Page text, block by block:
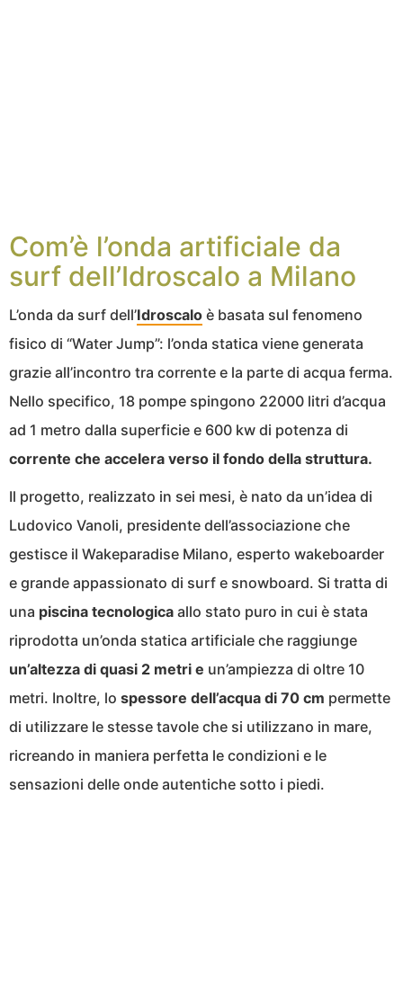
Com’è l’onda artificiale da
surf dell’Idroscalo a Milano
L’onda da surf dell’Idroscalo è basata sul fenomeno
fisico di “Water Jump”: l’onda statica viene generata
grazie all’incontro tra corrente e la parte di acqua ferma.
Nello specifico, 18 pompe spingono 22000 litri d’acqua
ad 1 metro dalla superficie e 600 kw di potenza di
corrente che accelera verso il fondo della struttura.
Il progetto, realizzato in sei mesi, è nato da un’idea di
Ludovico Vanoli, presidente dell’associazione che
gestisce il Wakeparadise Milano, esperto wakeboarder
e grande appassionato di surf e snowboard. Si tratta di
una piscina tecnologica allo stato puro in cui è stata
riprodotta un’onda statica artificiale che raggiunge
un’altezza di quasi 2 metri e un’ampiezza di oltre 10
metri. Inoltre, lo spessore dell’acqua di 70 cm permette
di utilizzare le stesse tavole che si utilizzano in mare,
ricreando in maniera perfetta le condizioni e le
sensazioni delle onde autentiche sotto i piedi.